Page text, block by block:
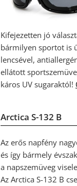
Kifejezetten jó
bármilyen sportot is
lencsével,
ellátott
káros UV sugaraktól!
Arctica S-132 B
Az erős napfény
és így bármely
a napszemüveg
Az Arctica S-132 B